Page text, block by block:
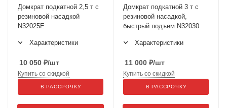
Домкрат подкатной 2,5 т с
резиновой насадкой
N32025E
Характеристики
10 050 ₽/шт
Купить со скидкой
В РАССРОЧКУ
Домкрат подкатной 3 т с
резиновой насадкой,
быстрый подъем N32030
Характеристики
11 000 ₽/шт
Купить со скидкой
В РАССРОЧКУ